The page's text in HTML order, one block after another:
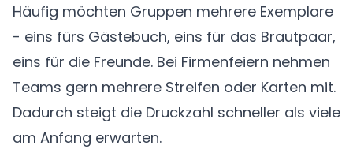
Häufig möchten Gruppen mehrere Exemplare
- eins fürs Gästebuch, eins für das Brautpaar,
eins für die Freunde. Bei Firmenfeiern nehmen
Teams gern mehrere Streifen oder Karten mit.
Dadurch steigt die Druckzahl schneller als viele
am Anfang erwarten.